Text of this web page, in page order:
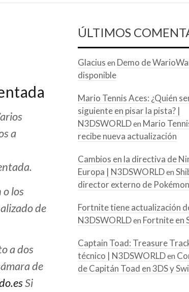
a
o los
de
a dos
de
Si
ÚLTIMOS
Glacius en Demo de
disponible
Mario Tennis Aces: ¿Quién
siguiente en pisar la pista? |
N3DSWORLDen Mario
recibe nueva actualización
Cambios en la directiva de
Europa | N3DSWORLDen
director externo de
Fortnite tiene actualización
N3DSWORLDen Fortnite en
Captain Toad: Treasure
técnico | N3DSWORLDen
de Capitán Toad en 3DS y